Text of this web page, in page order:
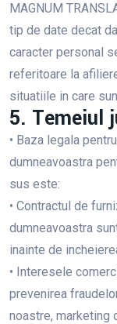
MAGNUM
tip de date decat
caracter personal
referitoare la
situatiile in care
5. Temeiul
• Baza legala
dumneavoastra
sus este:
• Contractul de
dumneavoastra
inainte de
• Interesele
prevenirea
noastre, marketing